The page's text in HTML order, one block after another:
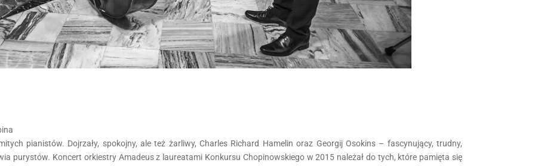
pianistów. Dojrzały, spokojny, ale też żarliwy, Charles Richard Hamelin oraz Georgij Osokins – fascynujący, trudny,
purystów. Koncert orkiestry Amadeus z laureatami Konkursu Chopinowskiego w 2015 należał do tych, które pamięta się